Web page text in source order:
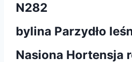
N282
bylina Parzydło
Nasiona Hortensja